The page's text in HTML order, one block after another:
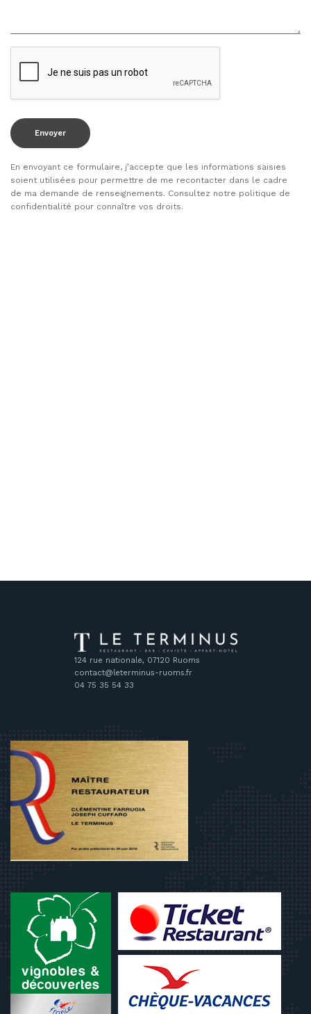
En envoyant ce formulaire, j’accepte que les informations saisies
soient utilisées pour permettre de me recontacter dans le cadre
de ma demande de renseignements. Consultez notre politique de
confidentialité pour connaître vos droits.
124 rue nationale, 07120 Ruoms
contact@leterminus-ruoms.fr
04 75 35 54 33